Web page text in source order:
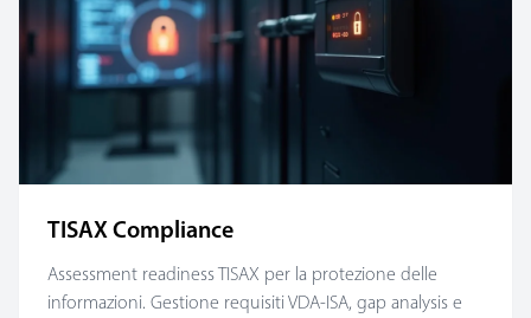
TISAX Compliance
Assessment readiness TISAX per la protezione delle
informazioni. Gestione requisiti VDA-ISA, gap analysis e